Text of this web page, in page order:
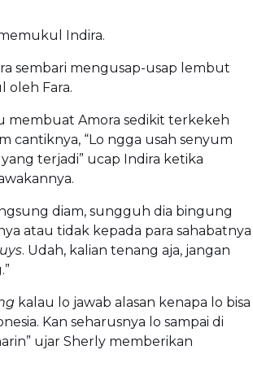
Indira.
sembari mengusap-usap lembut
oleh Fara.
membuat Amora sedikit terkekeh
cantiknya, “Lo ngga usah senyum
terjadi” ucap Indira ketika
diam, sungguh dia bingung
atau tidak kepada para sahabatnya
. Udah, kalian tenang aja, jangan
kalau lo jawab alasan kenapa lo bisa
Kan seharusnya lo sampai di
ujar Sherly memberikan